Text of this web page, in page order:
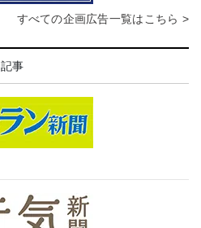
すべての企画広告一覧はこちら >
事